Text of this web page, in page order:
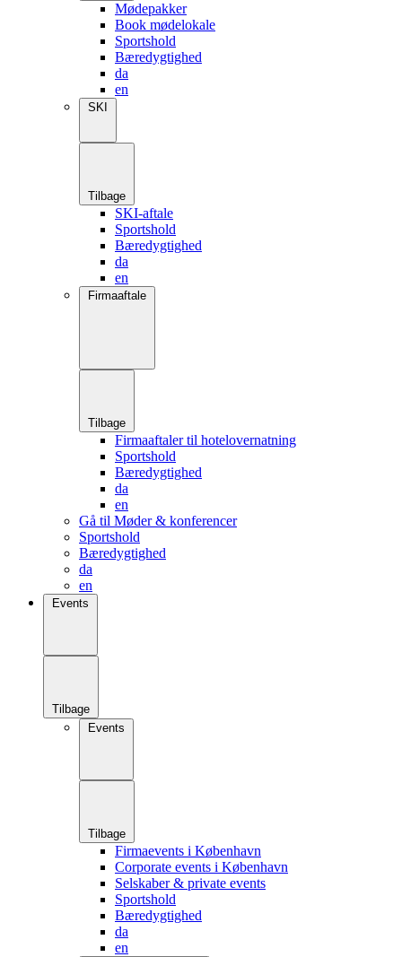
Mødepakker
Book mødelokale
Sportshold
Bæredygtighed
da
en
SKI
Tilbage
SKI-aftale
Sportshold
Bæredygtighed
da
en
Firmaaftale
Tilbage
Firmaaftaler til hotelovernatning
Sportshold
Bæredygtighed
da
en
Gå til Møder & konferencer
Sportshold
Bæredygtighed
da
en
Events
Tilbage
Events
Tilbage
Firmaevents i København
Corporate events i København
Selskaber & private events
Sportshold
Bæredygtighed
da
en